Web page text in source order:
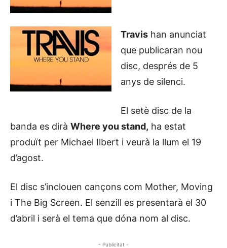
Travis han anunciat
que publicaran nou
disc, després de 5
anys de silenci.
El setè disc de la
banda es dirà Where you stand, ha estat
produït per Michael Ilbert i veurà la llum el 19
d’agost.
El disc s’inclouen cançons com Mother, Moving
i The Big Screen. El senzill es presentarà el 30
d’abril i serà el tema que dóna nom al disc.
- Publicitat -